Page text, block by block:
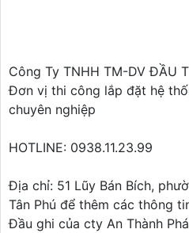
Công Ty TNHH TM-DV ĐẦU
Đơn vị thi công lắp đặt hệ
chuyên nghiệp
HOTLINE: 0938.11.23.99
Địa chỉ: 51 Lũy Bán Bích,
Tân Phú để thêm các thông
Đầu ghi của cty An Thành